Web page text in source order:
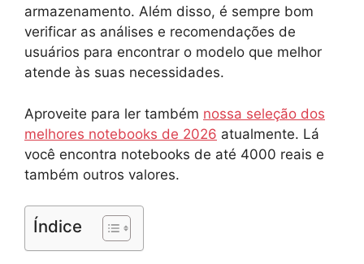
armazenamento. Além disso, é sempre bom
verificar as análises e recomendações de
usuários para encontrar o modelo que melhor
atende às suas necessidades.
Aproveite para ler também nossa seleção dos
melhores notebooks de 2026 atualmente. Lá
você encontra notebooks de até 4000 reais e
também outros valores.
Índice